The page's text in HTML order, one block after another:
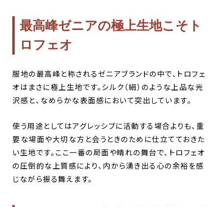
最高峰ゼニアの極上生地こそト
ロフェオ
服地の最高峰と称されるゼニアブランドの中で、トロフェ
オはまさに極上生地です。シルク（絹）のような上品な光
沢感と、なめらかな表面感において突出しています。
使う用途としてはアグレッシブに活動する場合よりも、重
要な場面や大切な方と会うときのために仕立てておきた
い生地です。ここ一番の局面や晴れの舞台で、トロフェオ
の圧倒的な上質感により、内から湧き出る心の余裕を感
じながら振る舞えます。